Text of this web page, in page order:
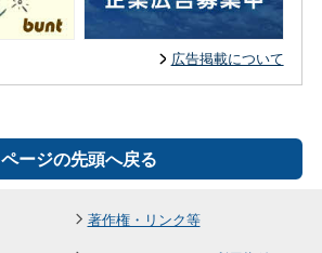
広告掲載について
ページの先頭へ戻る
著作権・リンク等